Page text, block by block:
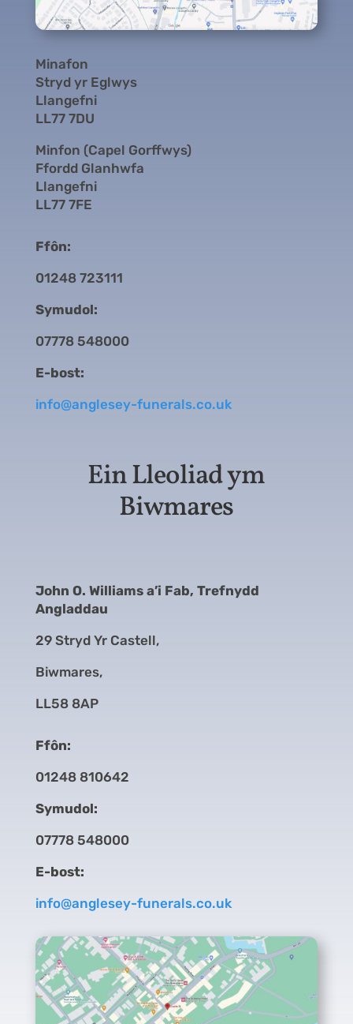
Minafon
Stryd yr Eglwys
Llangefni
LL77 7DU
Minfon (Capel Gorffwys)
Ffordd Glanhwfa
Llangefni
LL77 7FE
Ffôn:
01248 723111
Symudol:
07778 548000
E-bost:
info@anglesey-funerals.co.uk
Ein Lleoliad ym
Biwmares
John O. Williams a’i Fab, Trefnydd
Angladdau
29 Stryd Yr Castell,
Biwmares,
LL58 8AP
Ffôn:
01248 810642
Symudol:
07778 548000
E-bost:
info@anglesey-funerals.co.uk